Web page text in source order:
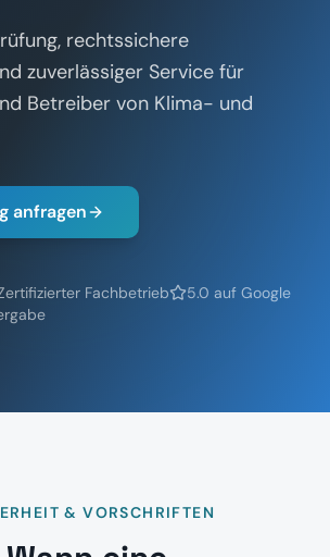
rechtssichere
zuverlässiger Service für
Betreiber von Klima- und
anfragen
Fachbetrieb
5.0 auf Google
& VORSCHRIFTEN